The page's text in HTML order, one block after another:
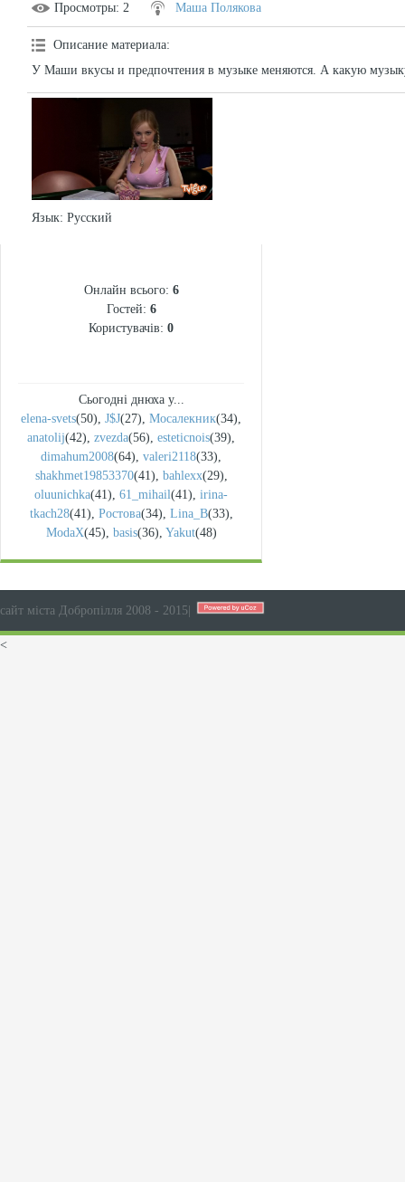
Просмотры: 2 Маша Полякова
Описание материала:
У Маши вкусы и предпочтения в музыке меняются. А какую
Язык: Русский
Онлайн всього: 6
Гостей: 6
Користувачів: 0
Сьогодні днюха у...
elena-svets(50), J$J(27), Мосалекник(34),
anatolij(42), zvezda(56), esteticnois(39),
dimahum2008(64), valeri2118(33),
shakhmet19853370(41), bahlexx(29),
oluunichka(41), 61_mihail(41), irina-
tkach28(41), Ростова(34), Lina_B(33),
ModaX(45), basis(36), Yakut(48)
сайт міста Добропілля 2008 - 2015
<